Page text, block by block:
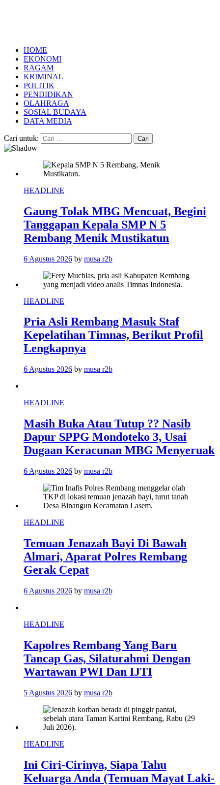
HOME
EKONOMI
RAGAM
KRIMINAL
POLITIK
PENDIDIKAN
OLAHRAGA
SOSIAL BUDAYA
DATA MEDIA
Cari untuk:
HEADLINE
Gaung Tolak MBG Mencuat, Begini
Tanggapan Kepala SMP N 5
Rembang Menik Mustikatun
6 Agustus 2026 by musa r2b
HEADLINE
Pria Asli Rembang Masuk Staf
Kepelatihan Timnas, Berikut Profil
Lengkapnya
6 Agustus 2026 by musa r2b
HEADLINE
Masih Buka Atau Tutup ?? Nasib
Dapur SPPG Mondoteko 3, Usai
Dugaan Keracunan MBG Menyeruak
6 Agustus 2026 by musa r2b
HEADLINE
Temuan Jenazah Bayi Di Bawah
Almari, Aparat Polres Rembang
Gerak Cepat
6 Agustus 2026 by musa r2b
HEADLINE
Kapolres Rembang Yang Baru
Tancap Gas, Silaturahmi Dengan
Wartawan PWI Dan IJTI
5 Agustus 2026 by musa r2b
HEADLINE
Ini Ciri-Cirinya, Siapa Tahu
Keluarga Anda (Temuan Mayat Laki-